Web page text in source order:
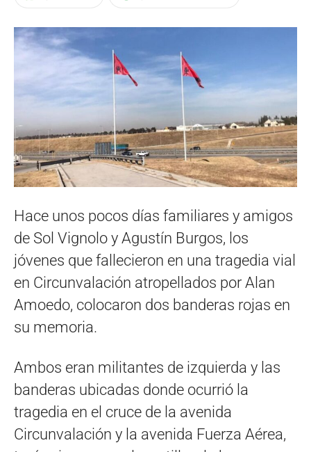
Hace unos pocos días familiares y amigos
de Sol Vignolo y Agustín Burgos, los
jóvenes que fallecieron en una tragedia vial
en Circunvalación atropellados por Alan
Amoedo, colocaron dos banderas rojas en
su memoria.
Ambos eran militantes de izquierda y las
banderas ubicadas donde ocurrió la
tragedia en el cruce de la avenida
Circunvalación y la avenida Fuerza Aérea,